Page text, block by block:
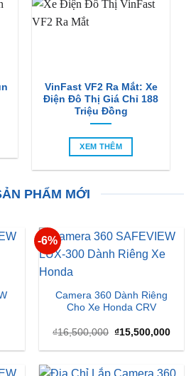
VinFast VF2 Ra Mắt: Xe
Điện Đô Thị Giá Chỉ 188
Triệu Đồng
XEM THÊM
PHẨM MỚI
-6%
Camera 360 Dành Riêng
Cho Xe Honda CRV
₫16,500,000 Giá
là:
₫15,500,000Giá
tại